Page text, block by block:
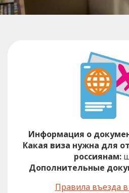
Информация о
Какая виза нужна для
россиянам:
Дополнительные
Правила въезда